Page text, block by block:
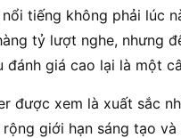
tiếng không phải lúc
tỷ lượt nghe, nhưng
giá cao lại là một
được xem là xuất sắc
giới hạn sáng tạo